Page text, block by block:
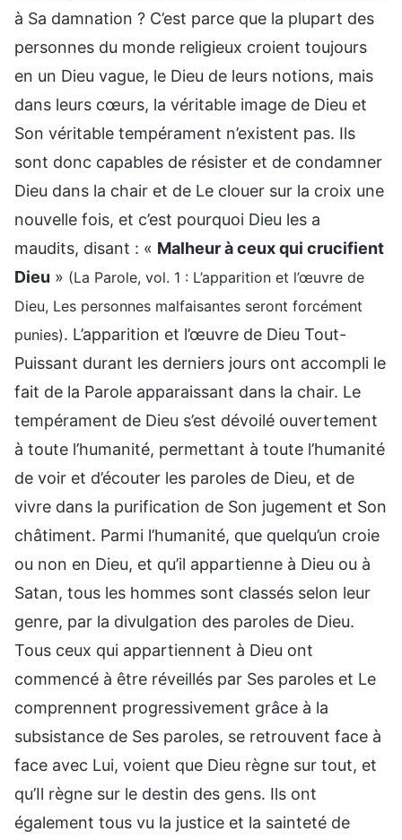
à Sa damnation ? C’est parce que la plupart des
personnes du monde religieux croient toujours
en un Dieu vague, le Dieu de leurs notions, mais
dans leurs cœurs, la véritable image de Dieu et
Son véritable tempérament n’existent pas. Ils
sont donc capables de résister et de condamner
Dieu dans la chair et de Le clouer sur la croix une
nouvelle fois, et c’est pourquoi Dieu les a
maudits, disant : « Malheur à ceux qui crucifient
Dieu » (La Parole, vol. 1 : L’apparition et l’œuvre de
Dieu, Les personnes malfaisantes seront forcément
punies). L’apparition et l’œuvre de Dieu Tout-
Puissant durant les derniers jours ont accompli le
fait de la Parole apparaissant dans la chair. Le
tempérament de Dieu s’est dévoilé ouvertement
à toute l’humanité, permettant à toute l’humanité
de voir et d’écouter les paroles de Dieu, et de
vivre dans la purification de Son jugement et Son
châtiment. Parmi l’humanité, que quelqu’un croie
ou non en Dieu, et qu’il appartienne à Dieu ou à
Satan, tous les hommes sont classés selon leur
genre, par la divulgation des paroles de Dieu.
Tous ceux qui appartiennent à Dieu ont
commencé à être réveillés par Ses paroles et Le
comprennent progressivement grâce à la
subsistance de Ses paroles, se retrouvent face à
face avec Lui, voient que Dieu règne sur tout, et
qu’Il règne sur le destin des gens. Ils ont
également tous vu la justice et la sainteté de